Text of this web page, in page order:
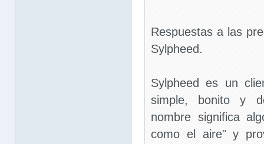
Respuestas a las
Sylpheed.
Sylpheed es un
simple, bonito y
nombre significa
como el aire" y